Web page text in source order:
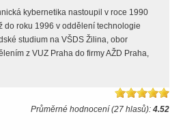
kybernetika nastoupil v roce 1990
do roku 1996 v oddělení technologie
studium na VŠDS Žilina, obor
z VUZ Praha do firmy AŽD Praha,
Průměrné hodnocení (27 hlasů): 4.52